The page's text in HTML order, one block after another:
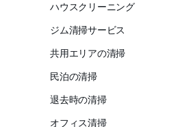
ハウスクリーニング
ジム清掃サービス
共用エリアの清掃
民泊の清掃
退去時の清掃
オフィス清掃